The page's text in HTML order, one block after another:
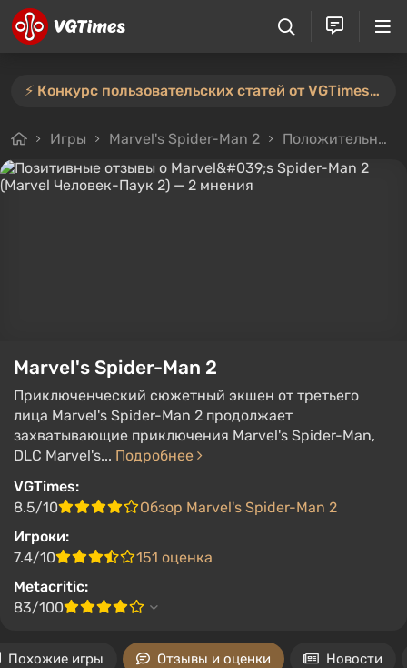
⚡️ Конкурс пользовательских статей от VGTimes продлён — участвуйте тут ⚡️
Игры Marvel's Spider-Man 2 Положительные
Marvel's Spider-Man 2
Приключенческий сюжетный экшен от третьего
лица Marvel's Spider-Man 2 продолжает
захватывающие приключения Marvel's Spider-Man,
DLC Marvel's... Подробнее
VGTimes:
8.5/10
Обзор Marvel's Spider-Man 2
Игроки:
7.4/10
151 оценка
Metacritic:
83/100
Похожие игры Отзывы и оценки Новости